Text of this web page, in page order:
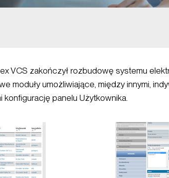
VCS zakończył rozbudowę systemu
moduły umożliwiające, między innymi,
konfigurację panelu Użytkownika.